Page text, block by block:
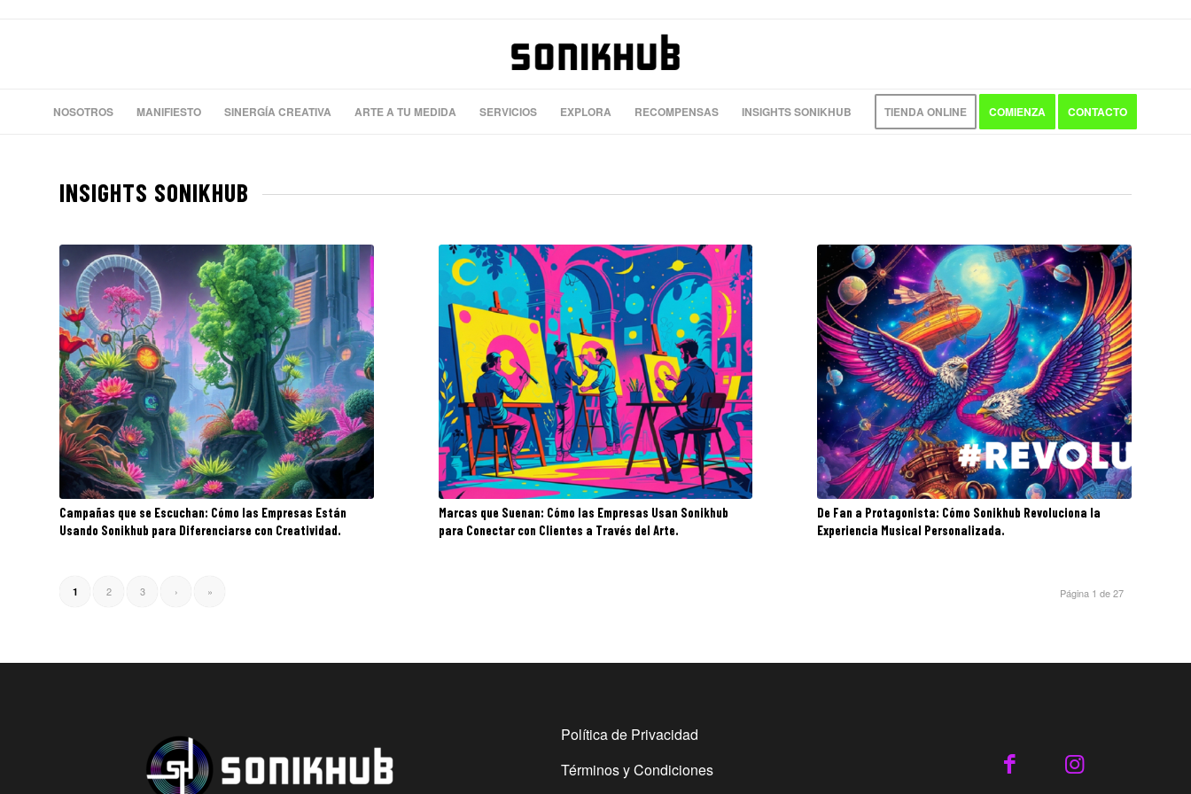
NOSOTROS MANIFIESTO SINERGÍA CREATIVA ARTE A TU MEDIDA SERVICIOS EXPLORA RECOMPENSAS INSIGHTS SONIKHUB TIENDA ONLINE COMIENZA CONTACTO
INSIGHTS SONIKHUB
Campañas que se Escuchan: Cómo las Empresas Están
Usando Sonikhub para Diferenciarse con Creatividad.
Marcas que Suenan: Cómo las Empresas Usan Sonikhub
para Conectar con Clientes a Través del Arte.
De Fan a Protagonista: Cómo Sonikhub Revoluciona la
Experiencia Musical Personalizada.
Página 1 de 27
1 2 3 › »
Política de Privacidad
Términos y Condiciones